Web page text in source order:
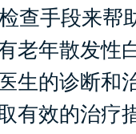
查手段来帮
老年散发性
生的诊断和
有效的治疗